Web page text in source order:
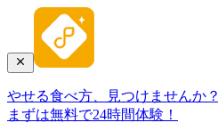
やせる食べ方、見つけませんか？
まずは無料で24時間体験！